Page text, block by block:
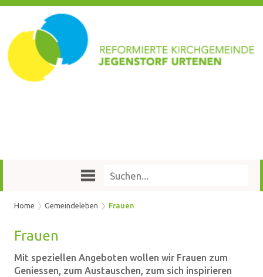
Home Gemeindeleben Frauen
Frau­en
Mit speziellen Angeboten wollen wir Frauen zum
Geniessen, zum Austauschen, zum sich inspirieren